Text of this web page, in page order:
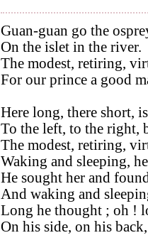
Guan-guan go the
On the islet in the river.
The modest, retiring,
For our prince a good
Here long, there short,
To the left, to the right,
The modest, retiring,
Waking and sleeping,
He sought her and
And waking and
Long he thought ; oh !
On his side, on his